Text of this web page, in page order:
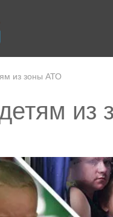
из зоны АТО
из